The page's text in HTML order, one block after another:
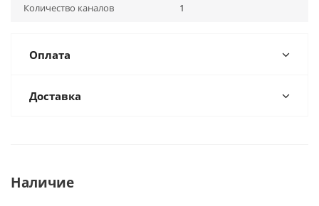
Количество каналов 1
Оплата
Доставка
Наличие